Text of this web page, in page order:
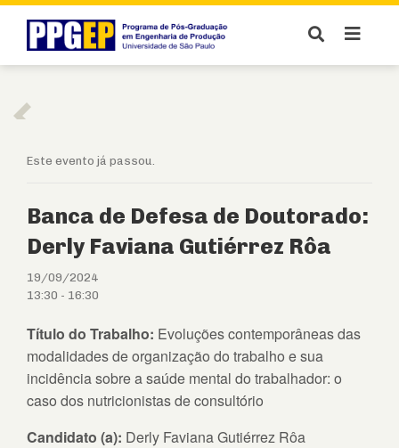
Este evento já passou.
Banca de Defesa de Doutorado:
Derly Faviana Gutiérrez Rôa
19/09/2024
13:30 - 16:30
Título do Trabalho: Evoluções contemporâneas das
modalidades de organização do trabalho e sua
incidência sobre a saúde mental do trabalhador: o
caso dos nutricionistas de consultório
Candidato (a): Derly Faviana Gutiérrez Rôa